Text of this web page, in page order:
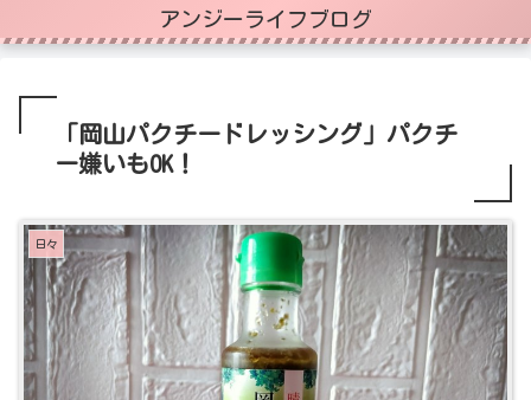
アンジーライフブログ
「岡山パクチードレッシング」パクチ
ー嫌いもOK！
日々